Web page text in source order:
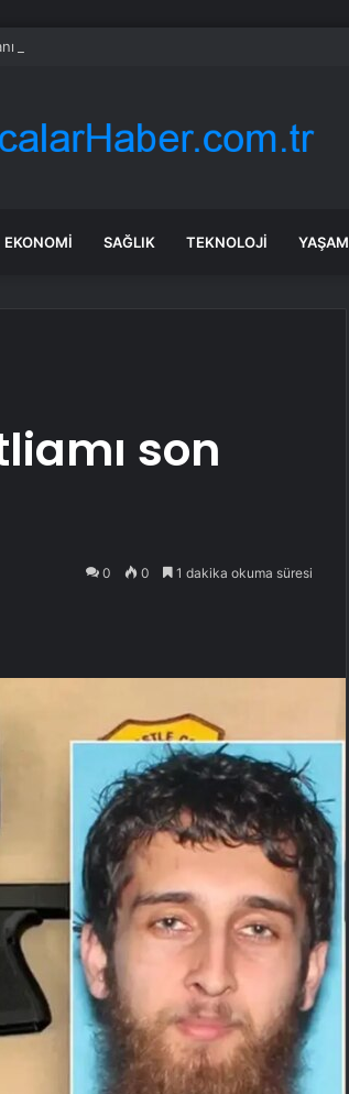
Oldu
EKONOMI SAĞLIK TEKNOLOJI YAŞAM
son
0 0 1 dakika okuma süresi